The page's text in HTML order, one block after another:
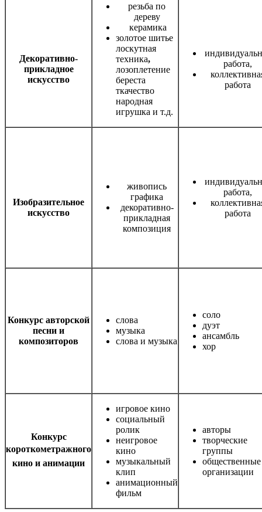
Декоративно-
прикладное
искусство
резьба по
дереву
керамика
золотое шитье
лоскутная
техника,
лозоплетение
береста
ткачество
народная
игрушка и т.д.
работа,
работа
Изобразительное
искусство
живопись
графика
декоративно-
прикладная
композиция
работа,
работа
Конкурс авторской
песни и
композиторов
слова
музыка
слова и музыка
соло
дуэт
ансамбль
хор
Конкурс
короткометражного
кино и анимации
игровое кино
социальный
ролик
неигровое
кино
музыкальный
клип
анимационный
фильм
авторы
творческие
группы
общественные
организации